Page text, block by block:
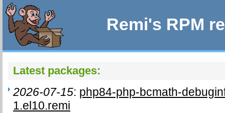
Remi's RPM
Latest packages:
2026-07-15: php84-php-bcmath-
1.el10.remi